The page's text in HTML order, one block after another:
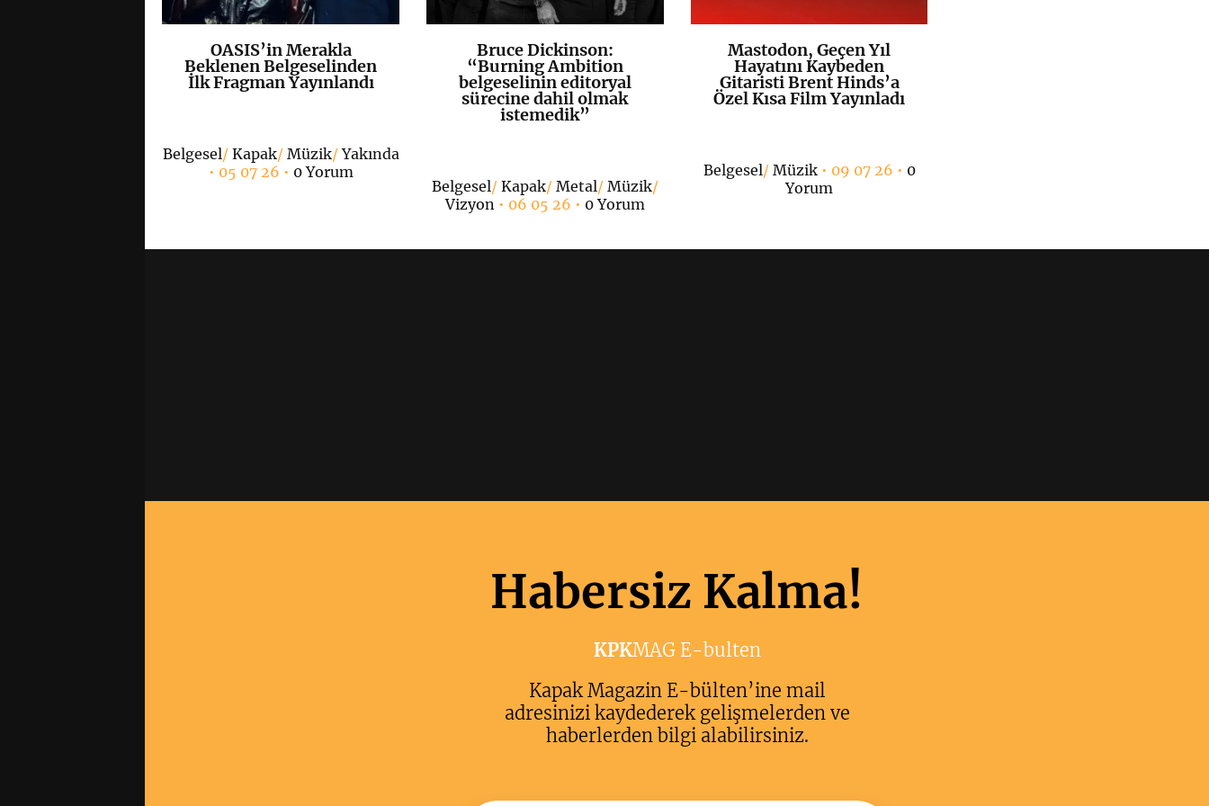
K+
OASIS’in Merakla
Beklenen Belgeselinden
İlk Fragman Yayınlandı
Belgesel/ Kapak/ Müzik/Yakında
• 05 07 26 • 0 Yorum
K+
Bruce Dickinson:
“Burning Ambition
belgeselinin editoryal
sürecine dahil olmak
istemedik”
Belgesel/ Kapak/ Metal/ Müzik/
Vizyon• 06 05 26 • 0 Yorum
K+
Mastodon, Geçen Yıl
Hayatını Kaybeden
Gitaristi Brent Hinds’a
Özel Kısa Film Yayınladı
Belgesel/ Müzik• 09 07 26 • 0
Yorum
Habersiz Kalma!
KPKMAG E-bulten
Kapak Magazin E-bülten’ine mail
adresinizi kaydederek gelişmelerden ve
haberlerden bilgi alabilirsiniz.